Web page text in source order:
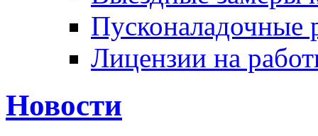
Лицензии на
Новости